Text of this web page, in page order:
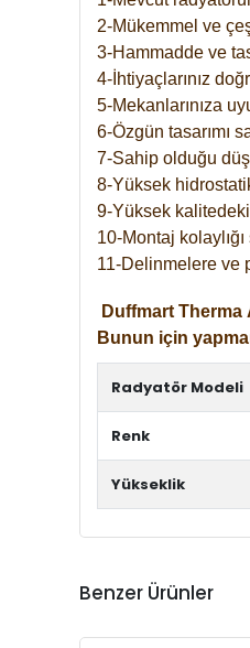
2-Mükemmel ve
3-Hammadde ve
4-İhtiyaçlarınız
5-Mekanlarınıza
6-Özgün tasarımı
7-Sahip olduğu
8-Yüksek
9-Yüksek
10-Montaj
11-Delinmelere ve
Duffmart Therma
Bunun için
Radyatör Modeli
Renk
Yükseklik
Benzer Ürünler